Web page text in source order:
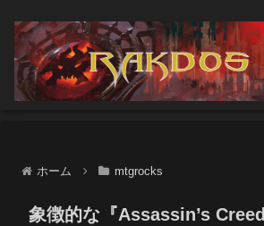
ホーム mtgrocks
象徴的な『Assassin’s